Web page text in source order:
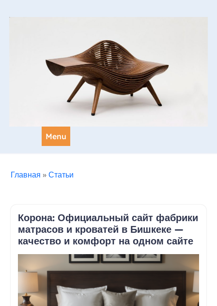
Menu
Главная » Статьи
Корона: Официальный сайт фабрики
матрасов и кроватей в Бишкеке —
качество и комфорт на одном сайте